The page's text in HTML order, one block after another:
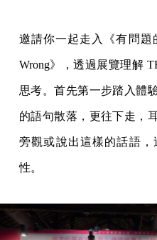
邀請你一起走入《有問題
Wrong》，透過展覽理解
思考。首先第一步踏入體
的語句散落，更往下走，
旁觀或說出這樣的話語
性。